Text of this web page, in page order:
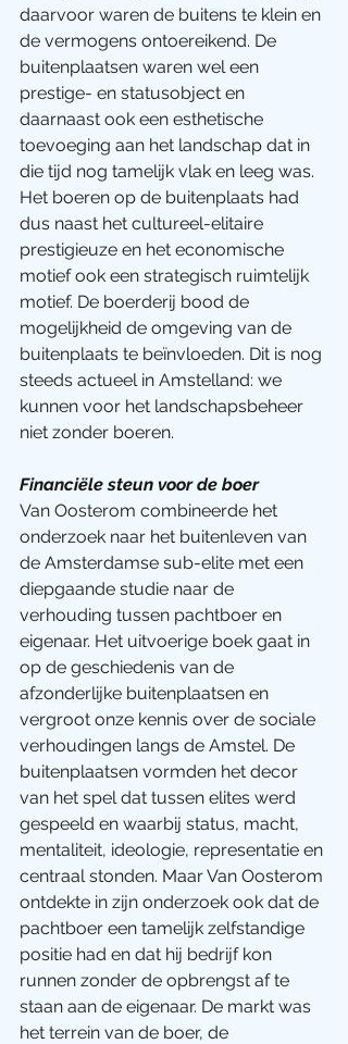
daarvoor waren de buitens te klein en
de vermogens ontoereikend. De
buitenplaatsen waren wel een
prestige- en statusobject en
daarnaast ook een esthetische
toevoeging aan het landschap dat in
die tijd nog tamelijk vlak en leeg was.
Het boeren op de buitenplaats had
dus naast het cultureel-elitaire
prestigieuze en het economische
motief ook een strategisch ruimtelijk
motief. De boerderij bood de
mogelijkheid de omgeving van de
buitenplaats te beïnvloeden. Dit is nog
steeds actueel in Amstelland: we
kunnen voor het landschapsbeheer
niet zonder boeren.
Financiële steun voor de boer
Van Oosterom combineerde het
onderzoek naar het buitenleven van
de Amsterdamse sub-elite met een
diepgaande studie naar de
verhouding tussen pachtboer en
eigenaar. Het uitvoerige boek gaat in
op de geschiedenis van de
afzonderlijke buitenplaatsen en
vergroot onze kennis over de sociale
verhoudingen langs de Amstel. De
buitenplaatsen vormden het decor
van het spel dat tussen elites werd
gespeeld en waarbij status, macht,
mentaliteit, ideologie, representatie en
centraal stonden. Maar Van Oosterom
ontdekte in zijn onderzoek ook dat de
pachtboer een tamelijk zelfstandige
positie had en dat hij bedrijf kon
runnen zonder de opbrengst af te
staan aan de eigenaar. De markt was
het terrein van de boer, de